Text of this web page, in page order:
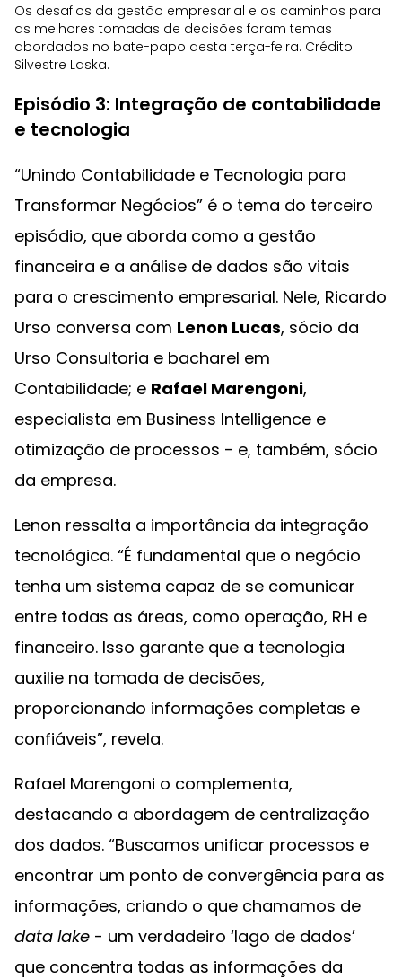
Os desafios da gestão empresarial e os caminhos para
as melhores tomadas de decisões foram temas
abordados no bate-papo desta terça-feira. Crédito:
Silvestre Laska.
Episódio 3: Integração de contabilidade
e tecnologia
“Unindo Contabilidade e Tecnologia para
Transformar Negócios” é o tema do terceiro
episódio, que aborda como a gestão
financeira e a análise de dados são vitais
para o crescimento empresarial. Nele, Ricardo
Urso conversa com Lenon Lucas, sócio da
Urso Consultoria e bacharel em
Contabilidade; e Rafael Marengoni,
especialista em Business Intelligence e
otimização de processos - e, também, sócio
da empresa.
Lenon ressalta a importância da integração
tecnológica. “É fundamental que o negócio
tenha um sistema capaz de se comunicar
entre todas as áreas, como operação, RH e
financeiro. Isso garante que a tecnologia
auxilie na tomada de decisões,
proporcionando informações completas e
confiáveis”, revela.
Rafael Marengoni o complementa,
destacando a abordagem de centralização
dos dados. “Buscamos unificar processos e
encontrar um ponto de convergência para as
informações, criando o que chamamos de
data lake - um verdadeiro ‘lago de dados’
que concentra todas as informações da